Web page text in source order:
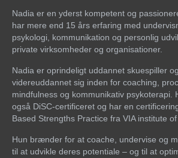
Nadia er en yderst kompetent og
har mere end 15 års erfaring med
psykologi, kommunikation og personlig
private virksomheder og organisationer.
Nadia er oprindeligt uddannet skuespiller
videreuddannet sig inden for coaching,
mindfulness og kommunikativ psykoterapi.
også DiSC-certificeret og har en
Based Strengths Practice fra VIA institute
Hun brænder for at coache, undervise og
til at udvikle deres potentiale – og til at